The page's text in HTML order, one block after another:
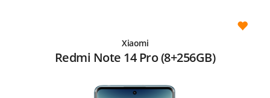
Xiaomi
Redmi Note 14 Pro (8+256GB)